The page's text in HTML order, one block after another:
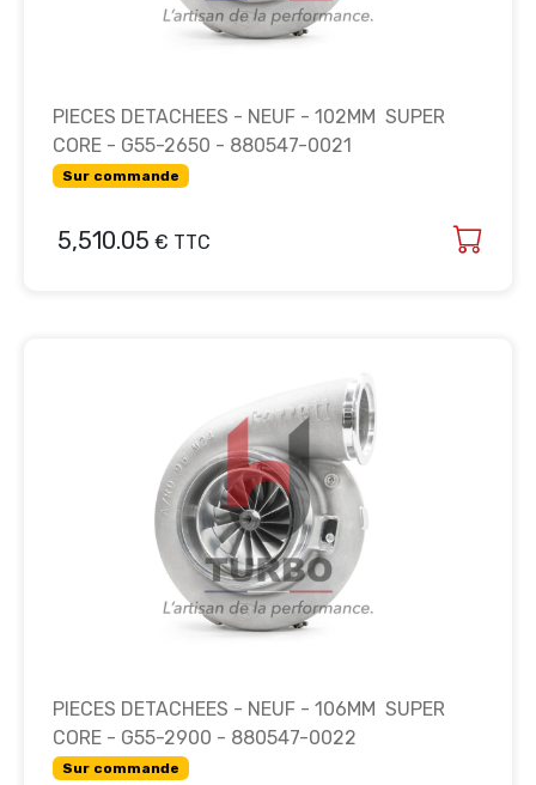
PIECES DETACHEES - NEUF - 102MM SUPER
CORE - G55-2650 - 880547-0021
Sur commande
5,510.05 € TTC
PIECES DETACHEES - NEUF - 106MM SUPER
CORE - G55-2900 - 880547-0022
Sur commande